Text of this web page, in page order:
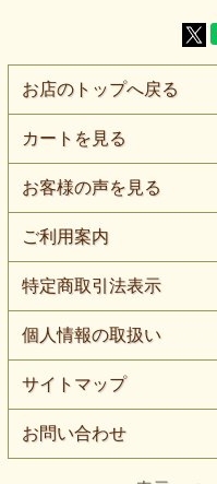
【生地の伸び】ヨコ方向
【特 徴】グレイを中心
【ご注意】起毛の向きや
柄の見え方が異なる場合
グレイを中心に、濃紺・
た、起毛タイプのビッグ
細かなチェックではなく
切る、広い面で柄を見せ
濃紺とグリーンが重なる
ンが交差する部分では明
全体は落ち着いた配色で
紺・グリーンの割合が変
平坦なプリントチェック
一部として見せられます。
厚みは厚手で、ヨコ方向
ポンチョ、ケープ、コー
り、ベスト、チュニック
などにご検討いただけます
ポンチョやケープでは、
お店のトップへ戻る
カートを見る
お客様の声を見る
ご利用案内
特定商取引法表示
個人情報の取扱い
サイトマップ
お問い合わせ